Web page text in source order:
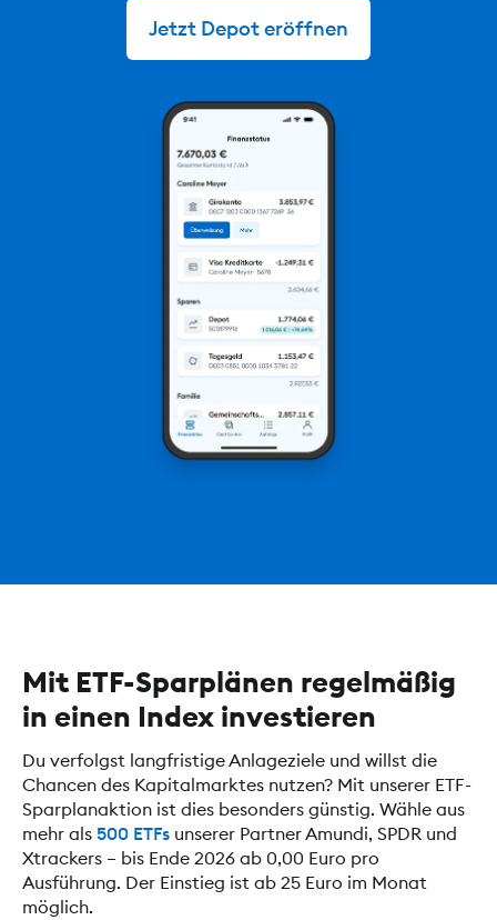
Jetzt Depot eröffnen
Mit ETF-Sparplänen regelmäßig
in einen Index investieren
Du verfolgst langfristige Anlageziele und willst die
Chancen des Kapitalmarktes nutzen? Mit unserer ETF-
Sparplanaktion ist dies besonders günstig. Wähle aus
mehr als 500 ETFs unserer Partner Amundi, SPDR und
Xtrackers – bis Ende 2026 ab 0,00 Euro pro
Ausführung. Der Einstieg ist ab 25 Euro im Monat
möglich.